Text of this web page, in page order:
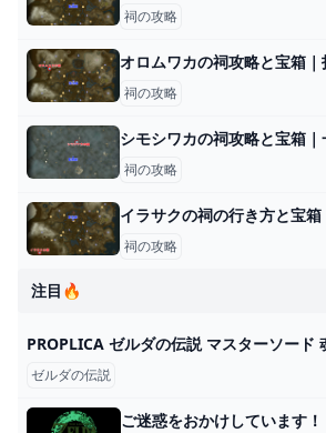
祠の攻略
オロムワカの祠攻略と宝箱
祠の攻略
シモシワカの祠攻略と宝箱
祠の攻略
イラサクの祠の行き方と宝
祠の攻略
注目🔥
PROPLICA ゼルダの伝説 マスターソード
ゼルダの伝説
ご迷惑をおかけしています！